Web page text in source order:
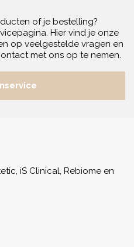
of je bestelling?
Hier vind je onze
op veelgestelde vragen en
met ons op te nemen.
iS Clinical, Rebiome en